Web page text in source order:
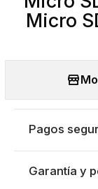
Micro
Pagos
Garantía y